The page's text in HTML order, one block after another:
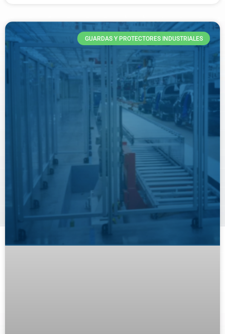
GUARDAS Y PROTECTORES INDUSTRIALES